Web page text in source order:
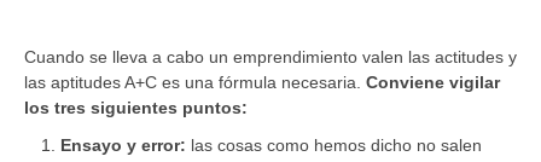
Cuando se lleva a cabo un emprendimiento valen las actitudes y
las aptitudes A+C es una fórmula necesaria. Conviene vigilar
los tres siguientes puntos:
Ensayo y error: las cosas como hemos dicho no salen